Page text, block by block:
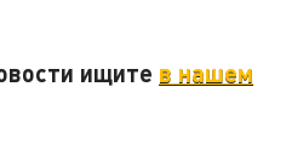
ищите в нашем